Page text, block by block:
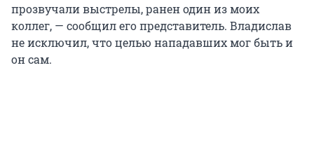
прозвучали выстрелы, ранен один из моих
коллег, — сообщил его представитель. Владислав
не исключил, что целью нападавших мог быть и
он сам.